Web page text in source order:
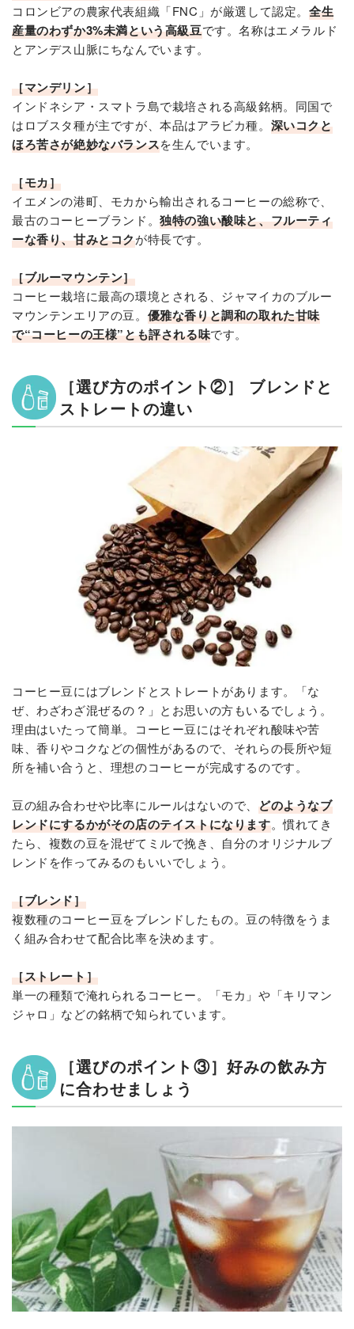
コロンビアの農家代表組織「FNC」が厳選して認定。 全生
産量のわずか3%未満という高級豆です。名称はエメラルド
とアンデス山脈にちなんでいます。
［マンデリン］
インドネシア・スマトラ島で栽培される高級銘柄。同国で
はロブスタ種が主ですが、本品はアラビカ種。 深いコクと
ほろ苦さが絶妙なバランスを生んでいます。
［モカ］
イエメンの港町、モカから輸出されるコーヒーの総称で、
最古のコーヒーブランド。独特の強い酸味と、フルーティ
ーな香り、甘みとコクが特長です。
［ブルーマウンテン］
コーヒー栽培に最高の環境とされる、ジャマイカのブルー
マウンテンエリアの豆。 優雅な香りと調和の取れた甘味
で“コーヒーの王様”とも評される味です。
［選び方のポイント②］ ブレンドと
ストレートの違い
コーヒー豆にはブレンドとストレートがあります。「な
ぜ、わざわざ混ぜるの？」とお思いの方もいるでしょう。
理由はいたって簡単。コーヒー豆にはそれぞれ酸味や苦
味、香りやコクなどの個性があるので、それらの長所や短
所を補い合うと、理想のコーヒーが完成するのです。
豆の組み合わせや比率にルールはないので、 どのようなブ
レンドにするかがその店のテイストになります。慣れてき
たら、複数の豆を混ぜてミルで挽き、自分のオリジナルブ
レンドを作ってみるのもいいでしょう。
［ブレンド］
複数種のコーヒー豆をブレンドしたもの。豆の特徴をうま
く組み合わせて配合比率を決めます。
［ストレート］
単一の種類で淹れられるコーヒー。「モカ」や「キリマン
ジャロ」などの銘柄で知られています。
［選びのポイント③］好みの飲み方
に合わせましょう